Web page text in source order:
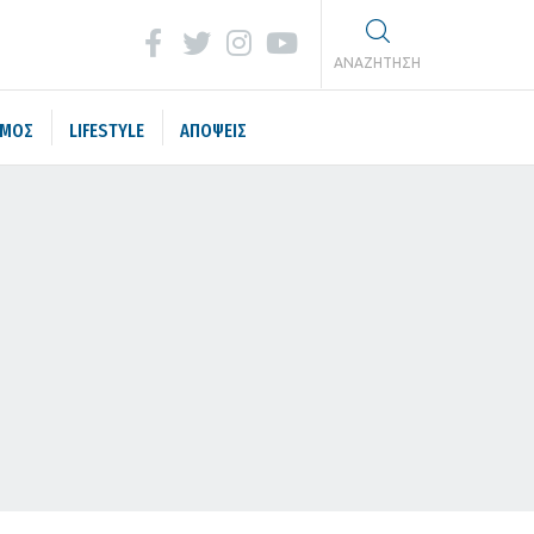
ΑΝΑΖΗΤΗΣΗ
LIFESTYLE ΑΠΟΨΕΙΣ